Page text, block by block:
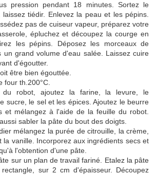
pression pendant 18 minutes. Sortez le
laissez tiédir. Enlevez la peau et les pépins.
pas de cuiseur vapeur, préparez votre
épluchez et découpez la courge en
les pépins. Déposez les morceaux de
un grand volume d'eau salée. Laissez cuire
d'égoutter.
être bien égouttée.
four th.200°C.
robot, ajoutez la farine, la levure, le
sucre, le sel et les épices. Ajoutez le beurre
et mélangez à l'aide de la feuille du robot.
sabler la pâte du bout des doigts.
mélangez la purée de citrouille, la crème,
vanille. Incorporez aux ingrédients secs et
l'obtention d'une pâte.
sur un plan de travail fariné. Etalez la pâte
sur 2 cm d'épaisseur. Découpez